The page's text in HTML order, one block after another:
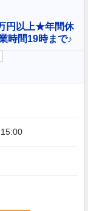
円以上★年間休
時間19時まで♪